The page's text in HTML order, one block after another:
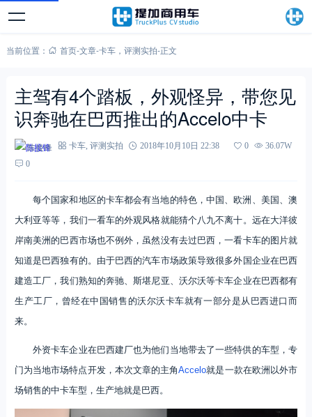
当前位置： 首页-文章-卡车， 评测实拍-正文
主驾有4个踏板，外观怪异，带您见
识奔驰在巴西推出的Accelo中卡
陈接锋 卡车, 评测实拍 2018年10月10日 22:38 0
36.07W
0
每个国家和地区的卡车都会有当地的特色，中国、欧洲、美国、澳
大利亚等等，我们一看车的外观风格就能猜个八九不离十。远在大洋彼
岸南美洲的巴西市场也不例外，虽然没有去过巴西，一看卡车的图片就
知道是巴西独有的。由于巴西的汽车市场政策导致很多外国企业在巴西
建造工厂，我们熟知的奔驰、斯堪尼亚、沃尔沃等卡车企业在巴西都有
生产工厂，曾经在中国销售的沃尔沃卡车就有一部分是从巴西进口而
来。
外资卡车企业在巴西建厂也为他们当地带去了一些特供的车型，专
门为当地市场特点开发，本次文章的主角Accelo就是一款在欧洲以外市
场销售的中卡车型，生产地就是巴西。